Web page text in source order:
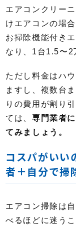
エアコンクリー
けエアコンの場
お掃除機能付き
なり、1台1.5〜2
ただし料金はハ
ますし、複数台
りの費用が割り
ては、専門業者
てみましょう。
コスパがいい
者＋自分で掃
エアコン掃除は
べるほどに迷う